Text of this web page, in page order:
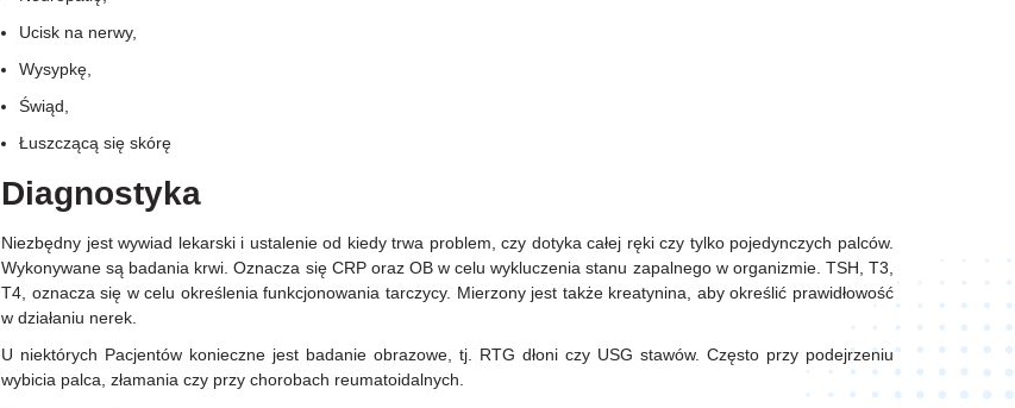
Ucisk na nerwy,
Wysypkę,
Świąd,
Łuszczącą się skórę
Diagnostyka
Niezbędny jest wywiad lekarski i ustalenie od kiedy trwa problem, czy dotyka całej ręki czy tylko pojedynczych palców.
Wykonywane są badania krwi. Oznacza się CRP oraz OB w celu wykluczenia stanu zapalnego w organizmie. TSH, T3,
T4, oznacza się w celu określenia funkcjonowania tarczycy. Mierzony jest także kreatynina, aby określić prawidłowość
w działaniu nerek.
U niektórych Pacjentów konieczne jest badanie obrazowe, tj. RTG dłoni czy USG stawów. Często przy podejrzeniu
wybicia palca, złamania czy przy chorobach reumatoidalnych.